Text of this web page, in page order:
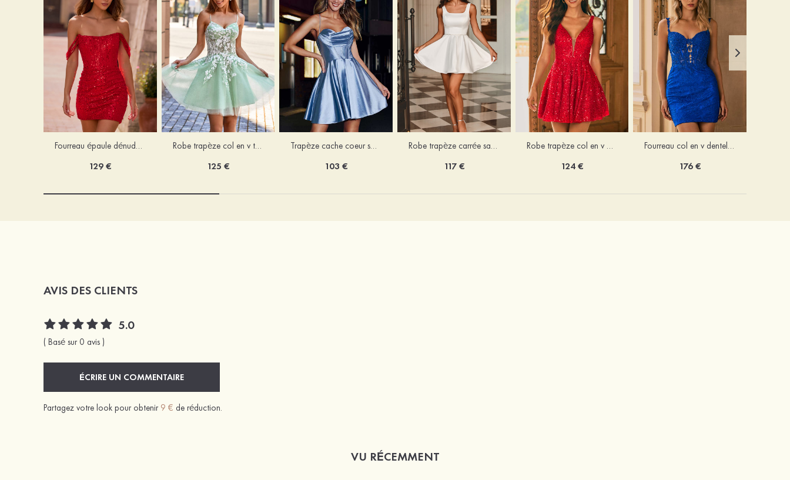
Fourreau épaule dénudée paillettes courte/mini robe de fête de la rentrée avec perles
129 €
Robe trapèze col en v tulle courte/mini robe de fête de la rentrée
125 €
Trapèze cache coeur soie comme du satin courte/mini robe de fête de la rentrée
103 €
Robe trapèze carrée satin courte/mini robe de fête de la rentrée
117 €
Robe trapèze col en v paillettes courte/mini robe de fête de la rentré
124 €
Fourreau col en v dentelle courte/mini robe de fête de la rentré avec perles
176 €
AVIS DES CLIENTS
5.0
( Basé sur 0 avis )
ÉCRIRE UN COMMENTAIRE
Partagez votre look pour obtenir 9 € de réduction.
VU RÉCEMMENT